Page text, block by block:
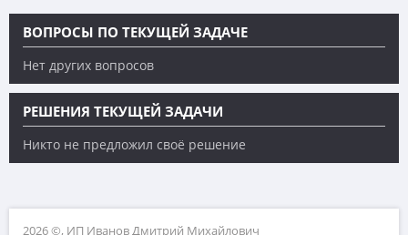
ВОПРОСЫ ПО ТЕКУЩЕЙ ЗАДАЧЕ
Нет других вопросов
РЕШЕНИЯ ТЕКУЩЕЙ ЗАДАЧИ
Никто не предложил своё решение
2026 ©, ИП Иванов Дмитрий Михайлович